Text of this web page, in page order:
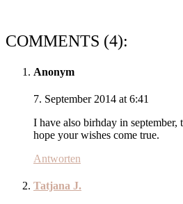
COMMENTS (4):
Anonym
7. September 2014 at 6:41
I have also birhday in september,
hope your wishes come true.
Antworten
Tatjana J.